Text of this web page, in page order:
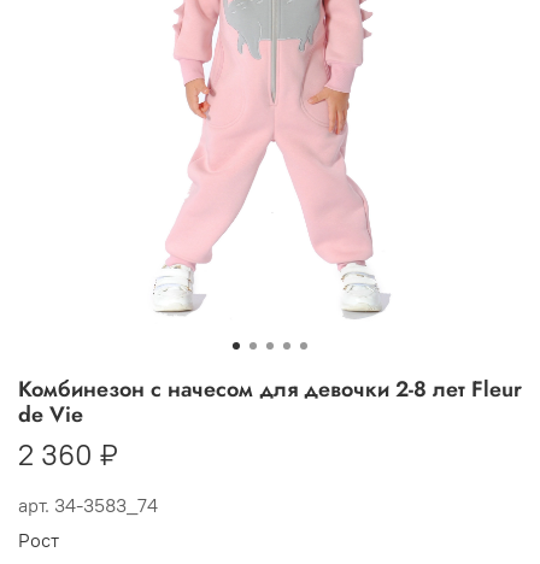
арт. 34-3583_74
Комбинезон с начесом для девочки 2-8 лет Fleur
de Vie
2 360 ₽
Рост